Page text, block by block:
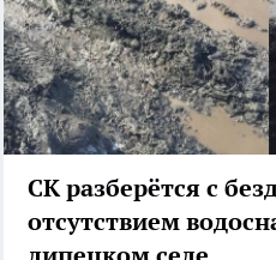
СК разберётся с
отсутствием